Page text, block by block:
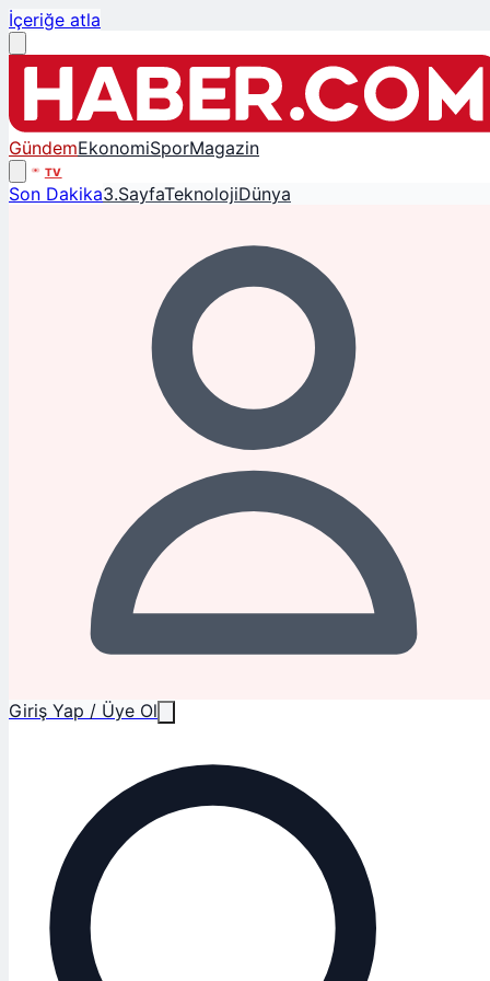
İçeriğe atla
GündemEkonomiSporMagazin
TV
Son Dakika3.SayfaTeknolojiDünya
Giriş Yap / Üye Ol